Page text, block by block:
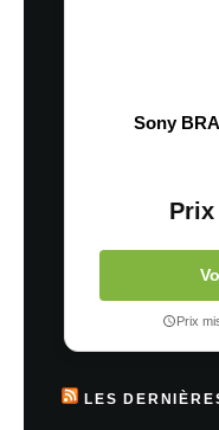
Sony
Prix
LES